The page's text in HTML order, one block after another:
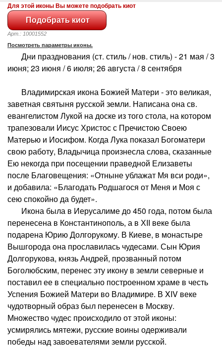
Для этой иконы Вы можете подобрать киот
Арт.: 10001552
Посмотреть параметры иконы.
Дни празднования (ст. стиль / нов. стиль) - 21 мая / 3
июня; 23 июня / 6 июля; 26 августа / 8 сентября
Владимирская икона Божией Матери - это великая,
заветная святыня русской земли. Написана она св.
евангелистом Лукой на доске из того стола, на котором
трапезовали Иисус Христос с Пречистою Своею
Матерью и Иосифом. Когда Лука показал Богоматери
свою работу, Владычица произнесла слова, сказанные
Ею некогда при посещении праведной Елизаветы
после Благовещения: «Отныне ублажат Мя вси роди»,
и добавила: «Благодать Родшагося от Меня и Моя с
сею спокойно да будет».
Икона была в Иерусалиме до 450 года, потом была
перенесена в Константинополь, а в ХII веке была
подарена Юрию Долгорукому. В Киеве, в монастыре
Вышгорода она прославилась чудесами. Сын Юрия
Долгорукова, князь Андрей, прозванный потом
Боголюбским, перенес эту икону в земли северные и
поставил ее в специально построенном храме в честь
Успения Божией Матери во Владимире. В XIV веке
чудотворный образ был перенесен в Москву.
Множество чудес происходило от этой иконы:
усмирялись мятежи, русские воины одерживали
победы над завоевателями земли русской.